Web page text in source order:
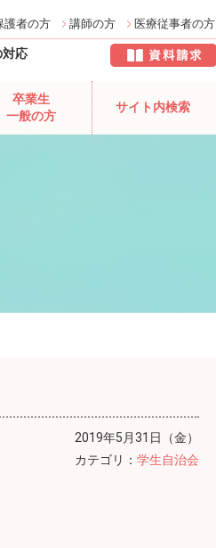
護者の方 講師の方 医療従事者の方
応
卒業生
一般の方
サイト内検索
2019年5月31日（金）
カテゴリ： 学生自治会